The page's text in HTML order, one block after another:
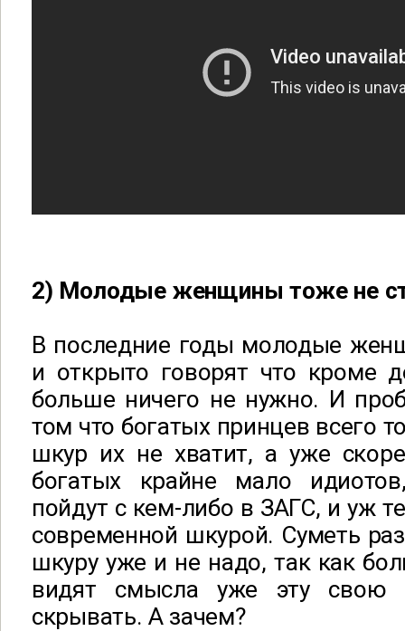
2) Молодые женщины тоже не
В последние годы молодые
и открыто говорят что кроме
больше ничего не нужно. И
том что богатых принцев всего
шкур их не хватит, а уже
богатых крайне мало
пойдут с кем-либо в ЗАГС, и уж
современной шкурой. Суметь
шкуру уже и не надо, так как
видят смысла уже эту свою
скрывать. А зачем?